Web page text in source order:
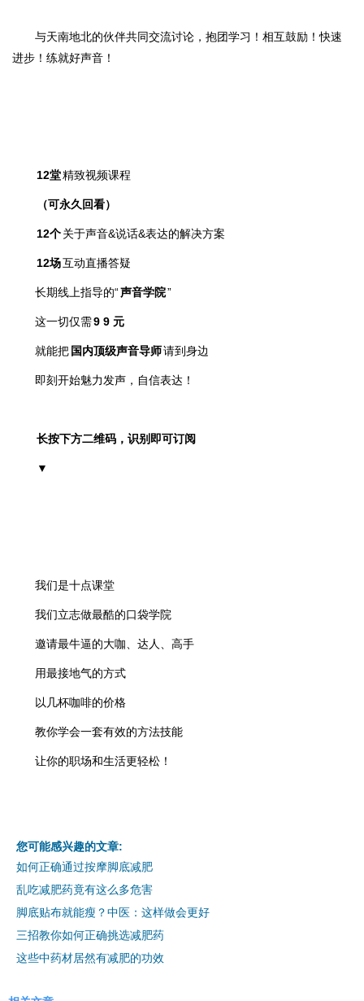
与天南地北的伙伴共同交流讨论， 抱团学习！相互鼓励！快速
进步！ 练就好声音！
12堂精致视频课程
（可永久回看）
12个关于声音&说话&表达的解决方案
12场互动直播答疑
长期线上指导的“声音学院”
这一切仅需9 9 元
就能把 国内顶级声音导师请到身边
即刻开始魅力发声， 自信表达！
长按下方二维码，识别即可订阅
▼
我们是十点课堂
我们立志做最酷的口袋学院
邀请最牛逼的大咖、达人、高手
用最接地气的方式
以几杯咖啡的价格
教你学会一套有效的方法技能
让你的职场和生活更轻松！
您可能感兴趣的文章:
如何正确通过按摩脚底减肥
乱吃减肥药竟有这么多危害
脚底贴布就能瘦？中医：这样做会更好
三招教你如何正确挑选减肥药
这些中药材居然有减肥的功效